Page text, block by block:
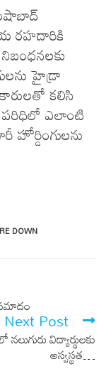
రహదారికి
హైడ్రా
కలిసి
ఎలాంటి
హోర్డింగులను
DOWN
Next Post
విద్యార్థులకు
అస్వస్థత…